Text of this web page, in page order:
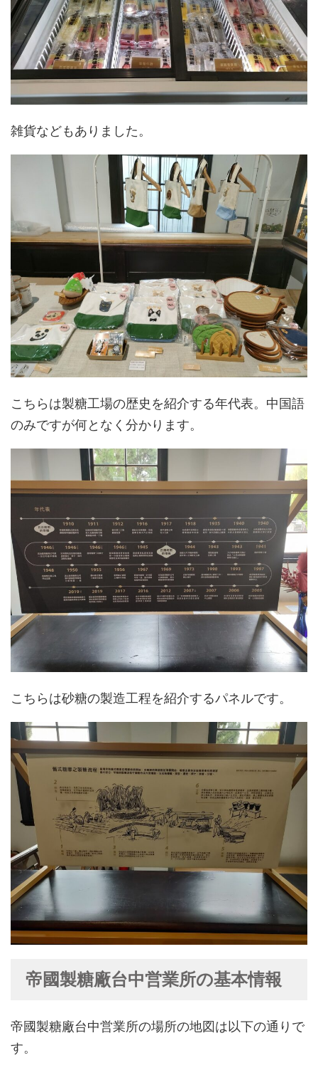
雑貨などもありました。
こちらは製糖工場の歴史を紹介する年代表。中国語
のみですが何となく分かります。
こちらは砂糖の製造工程を紹介するパネルです。
帝國製糖廠台中営業所の基本情報
帝國製糖廠台中営業所の場所の地図は以下の通りで
す。